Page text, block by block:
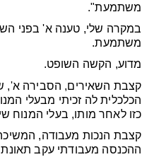
משתמעת".
במקרה שלי, טענה א' בפני
משתמעת.
מדוע, הקשה השופט.
קצבת השאירים, הסבירה א',
הכלכלית לה זכיתי מבעלי
כזו לאחר מותו, בעלי המנוח
קצבת הנכות מעבודה,
ההכנסה מעבודתי עקב תאונת